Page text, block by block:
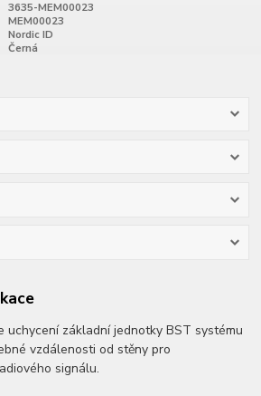
3635-MEM00023
MEM00023
Nordic ID
Černá
uchycení základní jednotky BST systému
vzdálenosti od stěny pro
signálu.